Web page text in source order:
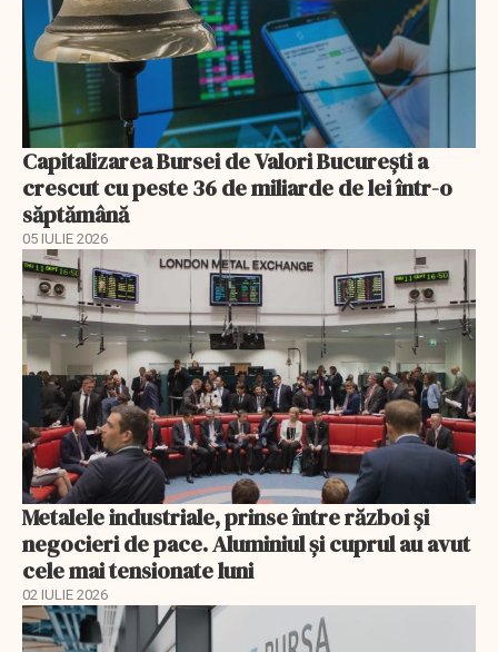
Capitalizarea Bursei de Valori Bucureşti a
crescut cu peste 36 de miliarde de lei într-o
săptămână
05 IULIE 2026
Metalele industriale, prinse între război și
negocieri de pace. Aluminiul și cuprul au avut
cele mai tensionate luni
02 IULIE 2026